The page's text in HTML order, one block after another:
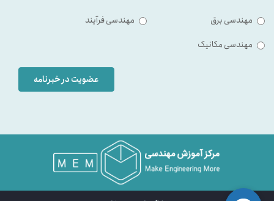
مهندسی برق
مهندسی فرآیند
مهندسی مکانیک
عضویت در خبرنامه